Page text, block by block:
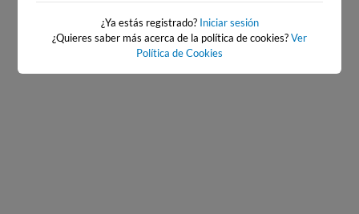
¿Ya estás registrado? Iniciar sesión
¿Quieres saber más acerca de la política de cookies?Ver
Política de Cookies